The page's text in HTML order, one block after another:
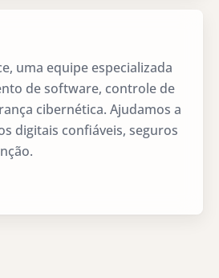
uma equipe especializada
de software, controle de
cibernética. Ajudamos a
digitais confiáveis, seguros